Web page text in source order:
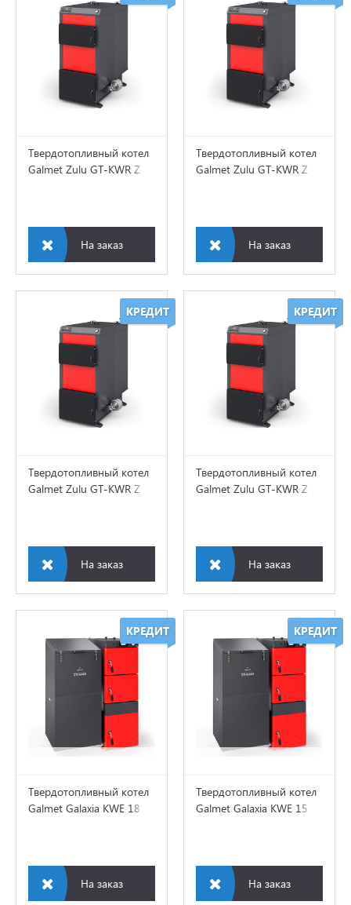
фитинги
баки
Твердотопливный котел
Galmet Zulu GT-KWR Z
На заказ
Твердотопливный котел
Galmet Zulu GT-KWR Z
На заказ
КРЕДИТ
Твердотопливный котел
Galmet Zulu GT-KWR Z
На заказ
КРЕДИТ
Твердотопливный котел
Galmet Zulu GT-KWR Z
На заказ
КРЕДИТ
Твердотопливный котел
Galmet Galaxia KWE 18
На заказ
КРЕДИТ
Твердотопливный котел
Galmet Galaxia KWE 15
На заказ